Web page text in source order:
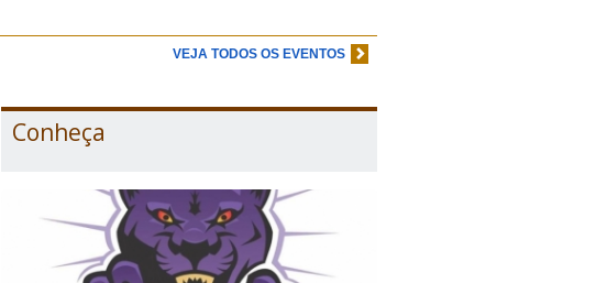
VEJA TODOS OS EVENTOS
Conheça